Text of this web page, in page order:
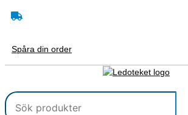
till
Spåra din order
produkt